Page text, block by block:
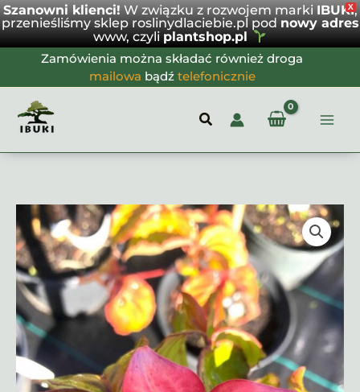
X
Szanowni klienci!W związku z rozwojem markiIBUKI,
przenieśliśmy sklep roslinydlaciebie.pl podnowy adres
www, czyliplantshop.pl
PrzejdźZamówienia można składać również droga
mailowa bądź telefonicznie
Satomi